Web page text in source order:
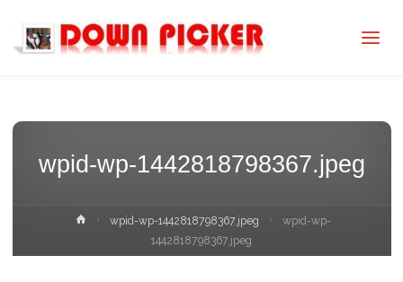
wpid-wp-1442818798367.jpeg
ホ
ム
wpid-wp-1442818798367.jpeg
wpid-wp-
1442818798367.jpeg